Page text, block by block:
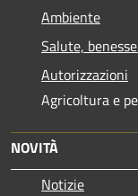
Ambiente
Salute,
Autorizzazioni
Agricoltura e
NOVITÀ
Notizie